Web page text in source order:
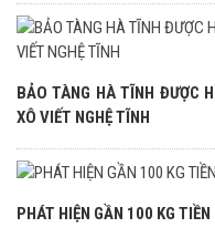
BẢO TÀNG HÀ TĨNH ĐƯỢC
XÔ VIẾT NGHỆ TĨNH
PHÁT HIỆN GẦN 100 KG